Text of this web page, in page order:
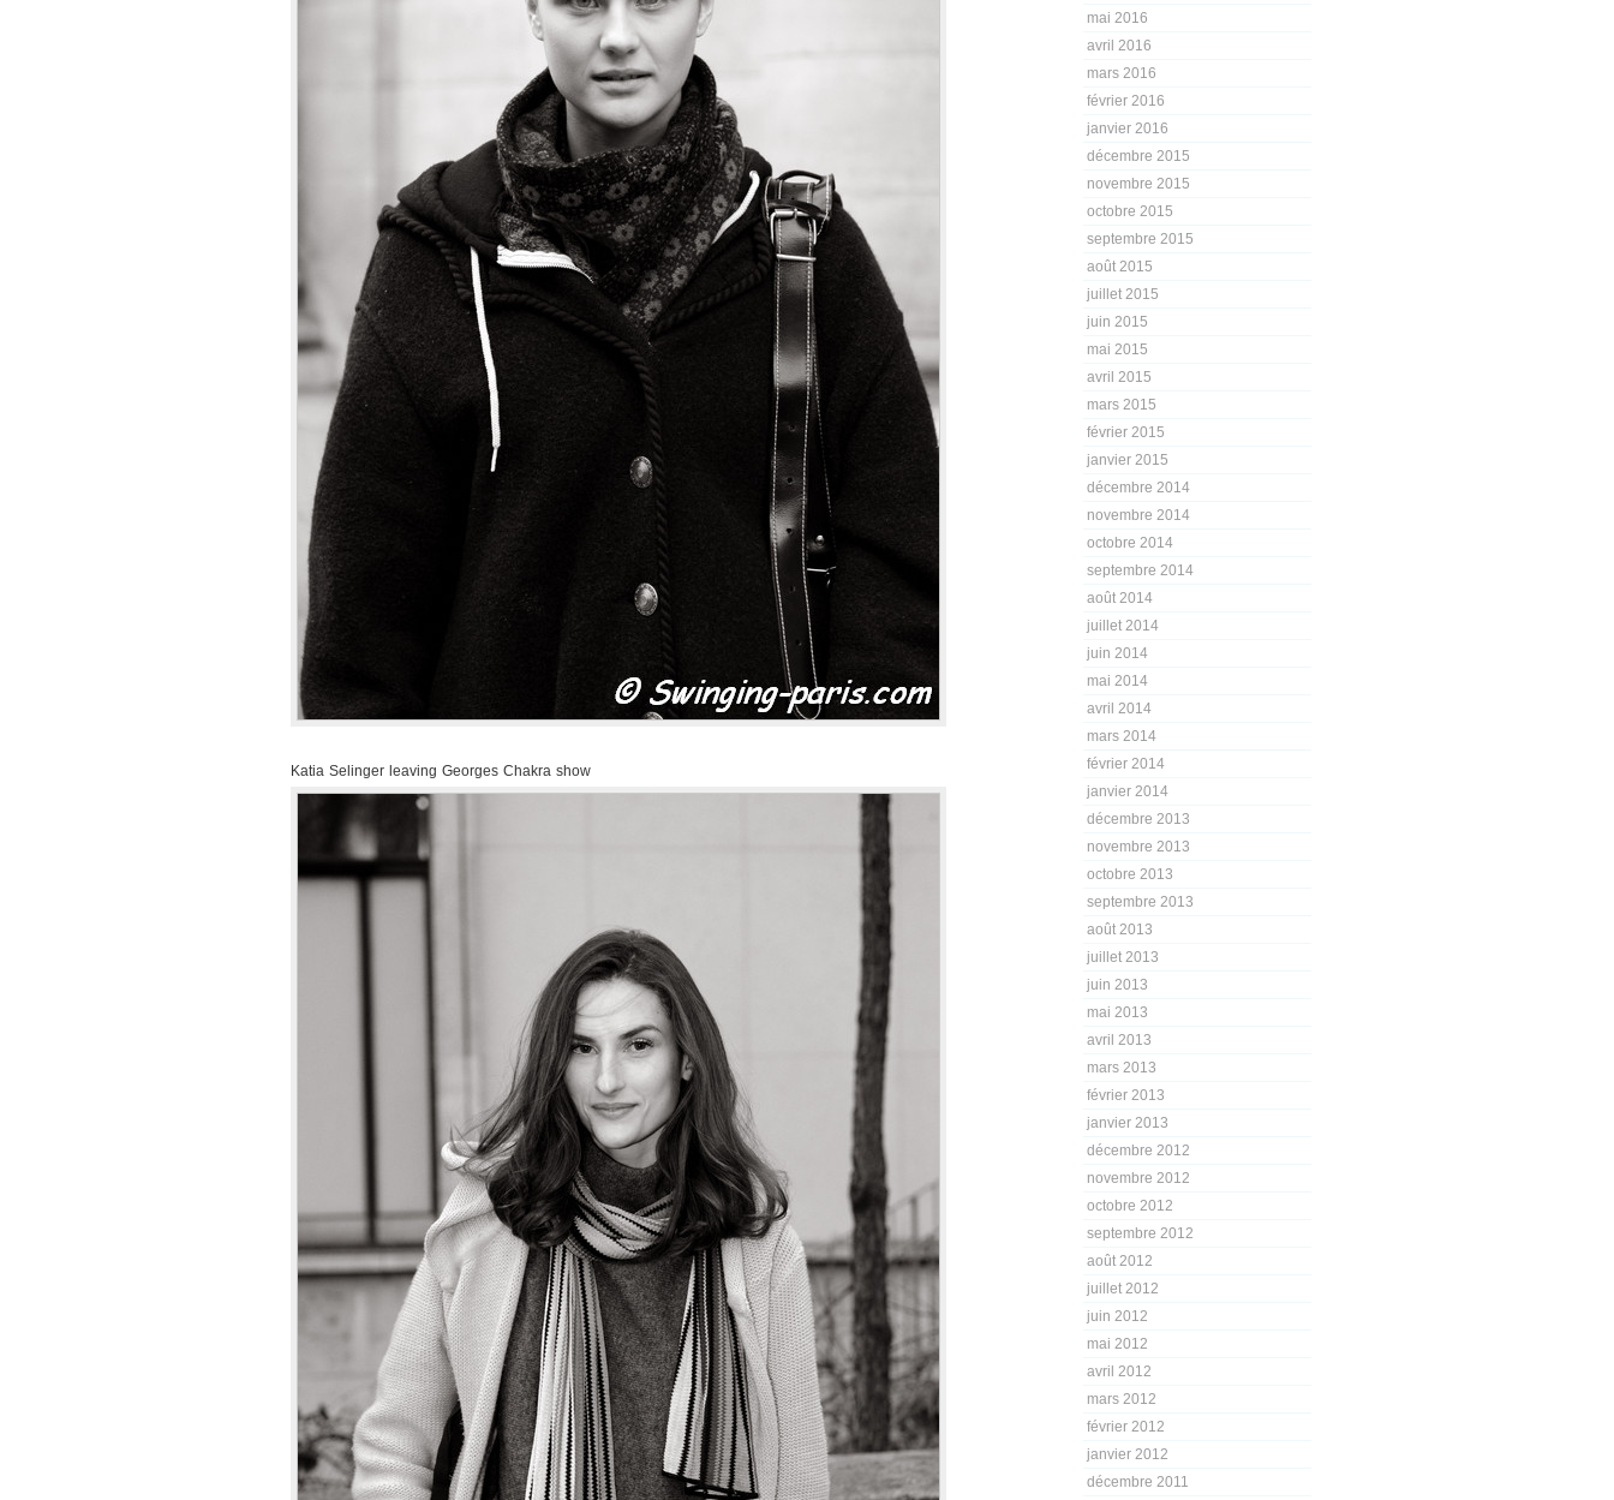
mai 2016
avril 2016
mars 2016
février 2016
janvier 2016
décembre 2015
novembre 2015
octobre 2015
septembre 2015
août 2015
juillet 2015
juin 2015
mai 2015
avril 2015
mars 2015
février 2015
janvier 2015
décembre 2014
novembre 2014
octobre 2014
septembre 2014
août 2014
juillet 2014
juin 2014
mai 2014
avril 2014
mars 2014
février 2014
janvier 2014
décembre 2013
novembre 2013
octobre 2013
septembre 2013
août 2013
juillet 2013
juin 2013
mai 2013
avril 2013
mars 2013
février 2013
janvier 2013
décembre 2012
novembre 2012
octobre 2012
septembre 2012
août 2012
juillet 2012
juin 2012
mai 2012
avril 2012
mars 2012
février 2012
janvier 2012
décembre 2011
Katia Selinger leaving Georges Chakra show